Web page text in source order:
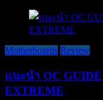
Motherboards Review
แนะนำ OC
EXTREME